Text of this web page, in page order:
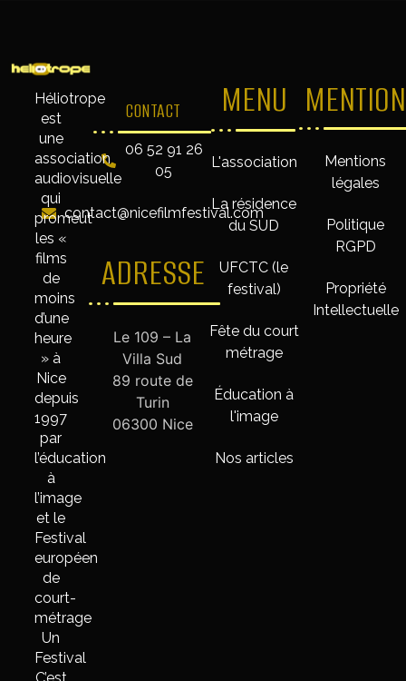
Héliotrope
est
une
association
audiovisuelle
qui
promeut
les «
films
de
moins
d’une
heure
» à
Nice
depuis
1997
par
l’éducation
à
l’image
et le
Festival
européen
de
court-
métrage
Un
Festival
CONTACT
06 52 91 26
05
contact@nicefilmfestival.com
ADRESSE
Le 109 – La
Villa Sud
89 route de
Turin
06300 Nice
MENU
L'association
La résidence
du SUD
UFCTC (le
festival)
Fête du court
métrage
Éducation à
l'image
Nos articles
Mentions
légales
Politique
RGPD
Propriété
Intellectuelle